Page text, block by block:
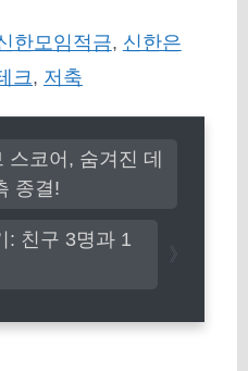
한모임적금, 신한은
크, 저축
: 친구 3명과 1
코어, 숨겨진 데
종결!